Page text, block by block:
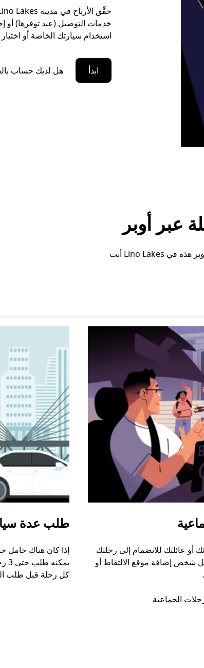
خدمات التوصيل (عند توفرها) أو
استخدام سيارتك الخاصة أو
ابدأ هل لديك حساب
عبر أوبر
سواء كنت بحاجة إلى مساحة إضافية أو ترتيبات خاصة، ستساعدك خيارات المشاوير هذه في Lino Lakes أنت
أو عائلتك للانضمام إلى رحلتك
شخص إضافة موقع الالتقاط أو
الجماعية
طلب عدة
إذا كان هناك
كل رحلة قبل طلب